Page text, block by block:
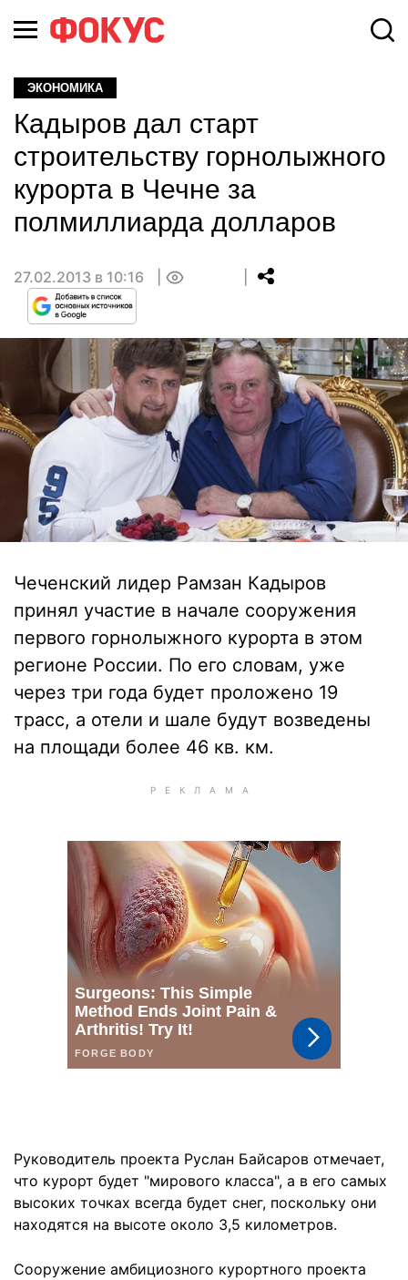
ЭКОНОМИКА
Кадыров дал старт
строительству горнолыжного
курорта в Чечне за
полмиллиарда долларов
27.02.2013 в 10:16
Чеченский лидер Рамзан Кадыров
принял участие в начале сооружения
первого горнолыжного курорта в этом
регионе России. По его словам, уже
через три года будет проложено 19
трасс, а отели и шале будут возведены
на площади более 46 кв. км.
Руководитель проекта Руслан Байсаров отмечает,
что курорт будет "мирового класса", а в его самых
высоких точках всегда будет снег, поскольку они
находятся на высоте около 3,5 километров.
Сооружение амбициозного курортного проекта